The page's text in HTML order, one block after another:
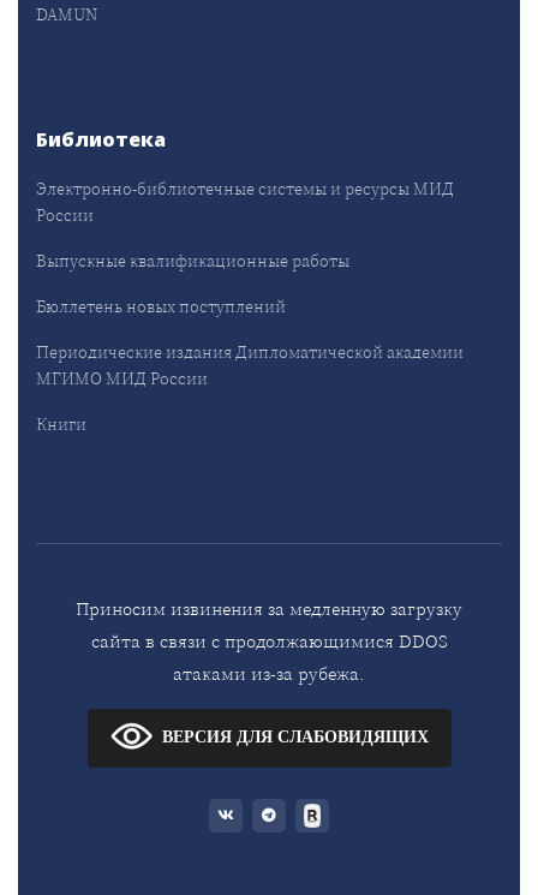
DAMUN
Библиотека
Электронно-библиотечные системы и ресурсы МИД
России
Выпускные квалификационные работы
Бюллетень новых поступлений
Периодические издания Дипломатической академии
МГИМО МИД России
Книги
Приносим извинения за медленную загрузку
сайта в связи с продолжающимися DDOS
атаками из-за рубежа.
ВЕРСИЯ ДЛЯ СЛАБОВИДЯЩИХ